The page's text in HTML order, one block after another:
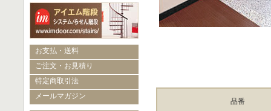
お支払・送料
ご注文・お見積り
特定商取引法
メールマガジン
品番